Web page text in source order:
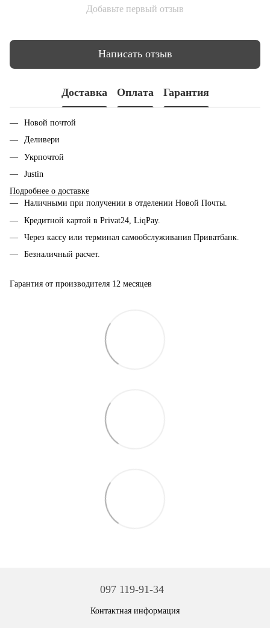
Добавьте первый отзыв
Написать отзыв
Доставка Оплата Гарантия
Новой почтой
Деливери
Укрпочтой
Justin
Подробнее о доставке
Наличными при получении в отделении Новой Почты.
Кредитной картой в Privat24, LiqPay.
Через кассу или терминал самообслуживания Приватбанк.
Безналичный расчет.
Гарантия от производителя 12 месяцев
097 119-91-34
Контактная информация